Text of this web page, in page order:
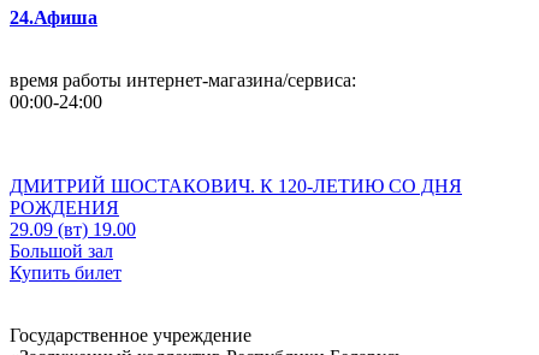
24.Афиша
время работы интернет-магазина/сервиса:
00:00-24:00
ДМИТРИЙ ШОСТАКОВИЧ. К 120-ЛЕТИЮ СО ДНЯ
РОЖДЕНИЯ
29.09 (вт) 19.00
Большой зал
Купить билет
Государственное учреждение